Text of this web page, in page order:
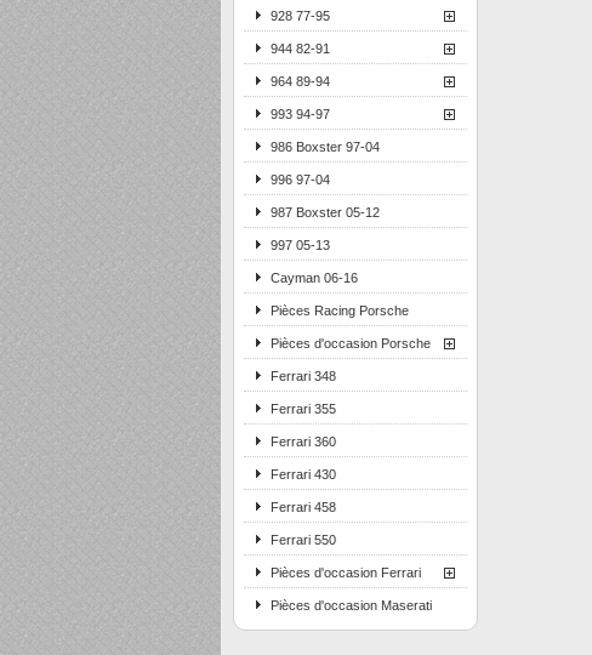
928 77-95
944 82-91
964 89-94
993 94-97
986 Boxster 97-04
996 97-04
987 Boxster 05-12
997 05-13
Cayman 06-16
Pièces Racing Porsche
Pièces d'occasion Porsche
Ferrari 348
Ferrari 355
Ferrari 360
Ferrari 430
Ferrari 458
Ferrari 550
Pièces d'occasion Ferrari
Pièces d'occasion Maserati